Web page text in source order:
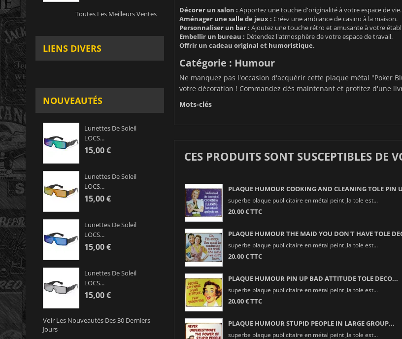
Toutes Les Meilleurs Ventes
LIENS DIVERS
NOUVEAUTÉS
Lunettes De Soleil
LOCS...
15,00 €
Lunettes De Soleil
LOCS...
15,00 €
Lunettes De Soleil
LOCS...
15,00 €
Lunettes De Soleil
LOCS...
15,00 €
Voir Les Nouveautés Des 30 Derniers
Jours
Décorer un salon : Apportez une touche d'originalité à votre espace de vie.
Aménager une salle de jeux : Créez une ambiance de casino à la maison.
Personnaliser un bar : Ajoutez une touche rétro et amusante à votre
Embellir un bureau : Détendez l'atmosphère de votre espace de travail.
Offrir un cadeau original et humoristique.
Catégorie : Humour
Ne manquez pas l'occasion d'acquérir cette plaque métal "Poker
votre décoration ! Commandez dès maintenant et profitez d'une
Mots-clés
CES PRODUITS SONT SUSCEPTIBLES DE
PLAQUE HUMOUR COOKING AND CLEANING TOLE PIN
superbe plaque publicitaire en métal peint ,la tole est...
20,00 € TTC
PLAQUE HUMOUR THE MAID YOU DON'T HAVE TOLE
superbe plaque publicitaire en métal peint ,la tole est...
20,00 € TTC
PLAQUE HUMOUR PIN UP BAD ATTITUDE TOLE DECO...
superbe plaque publicitaire en métal peint ,la tole est...
20,00 € TTC
PLAQUE HUMOUR STUPID PEOPLE IN LARGE GROUP...
superbe plaque publicitaire en métal peint ,la tole est...